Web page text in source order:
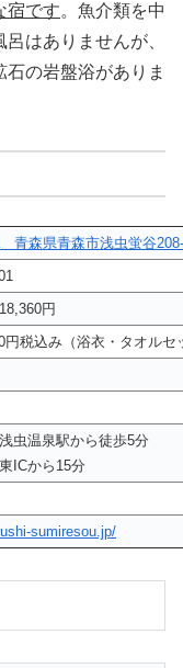
宿です。魚介類を中
はありませんが、
の岩盤浴がありま
青森県青森市浅虫蛍谷
円
円税込み（浴衣・タオルセ
虫温泉駅から徒歩5分
ICから15分
sumiresou.jp/